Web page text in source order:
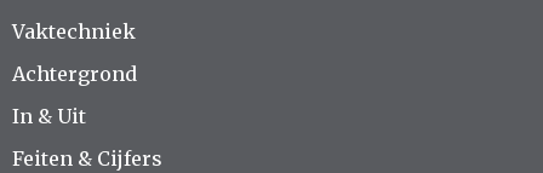
Vaktechniek
Achtergrond
In & Uit
Feiten & Cijfers